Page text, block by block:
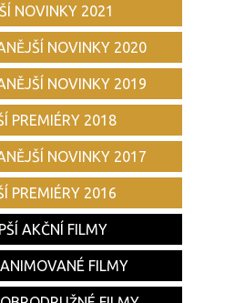
NOVINKY 2021
NOVINKY 2020
NOVINKY 2019
PREMIÉRY 2018
NOVINKY 2017
PREMIÉRY 2016
AKČNÍ FILMY
FILMY